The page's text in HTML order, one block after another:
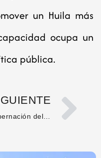
un Huila más
ocupa un
pública.